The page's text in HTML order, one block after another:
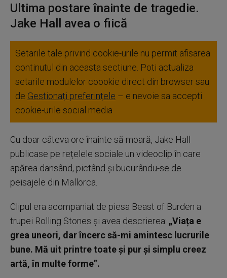
Ultima postare înainte de tragedie.
Jake Hall avea o fiică
Setarile tale privind cookie-urile nu permit afisarea
continutul din aceasta sectiune. Poti actualiza
setarile modulelor coookie direct din browser sau
de Gestionați preferințele – e nevoie sa accepti
cookie-urile social media
Cu doar câteva ore înainte să moară, Jake Hall
publicase pe rețelele sociale un videoclip în care
apărea dansând, pictând și bucurându-se de
peisajele din Mallorca.
Clipul era acompaniat de piesa Beast of Burden a
trupei Rolling Stones și avea descrierea: „Viața e
grea uneori, dar încerc să-mi amintesc lucrurile
bune. Mă uit printre toate și pur și simplu creez
artă, în multe forme”.